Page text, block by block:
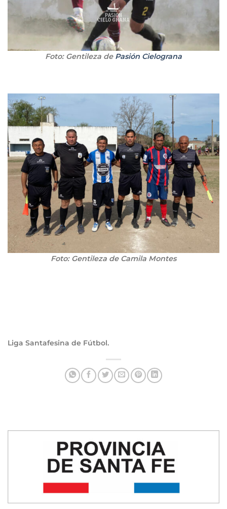
Foto: Gentileza de Pasión Cielograna
Foto: Gentileza de Camila Montes
Liga Santafesina de Fútbol.